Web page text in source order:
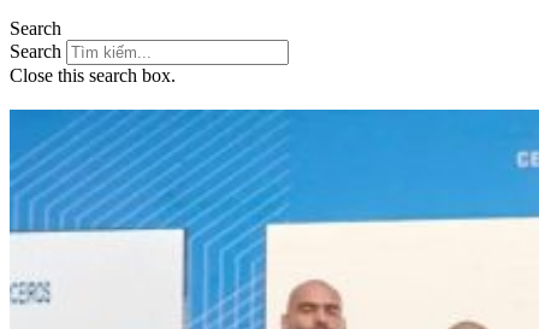
Search
Search
Close this search box.